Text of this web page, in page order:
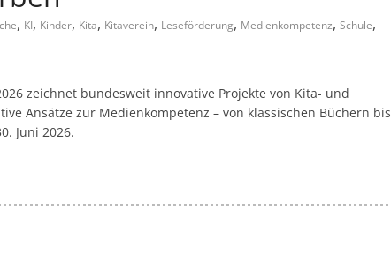
, KI, Kinder, Kita, Kitaverein, Leseförderung, Medienkompetenz, Schule,
zeichnet bundesweit innovative Projekte von Kita- und
Ansätze zur Medienkompetenz – von klassischen Büchern bis
Juni 2026.